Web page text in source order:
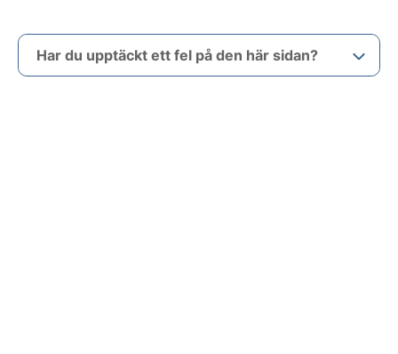
Har du upptäckt ett fel på den här sidan?